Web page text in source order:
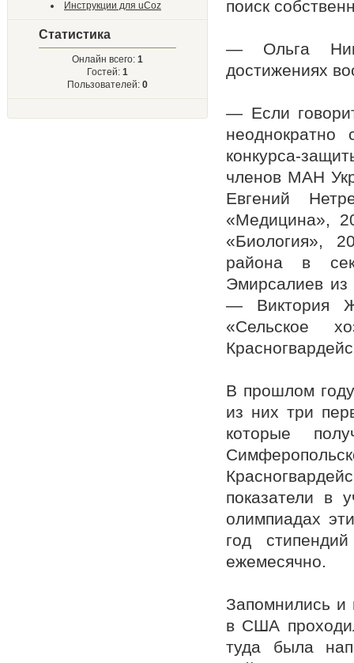
Инструкции для uCoz
Статистика
Онлайн всего: 1
Гостей: 1
Пользователей: 0
поиск
— Ольга
достижениях
— Если
неоднократно
конкурса-
членов МАН
Евгений
«Медицина»,
«Биология»,
района в
Эмирсалиев из
— Виктория
«Сельское
В прошлом
из них три
которые
показатели в
олимпиадах
год
ежемесячно.
Запомнились и
в США
туда была